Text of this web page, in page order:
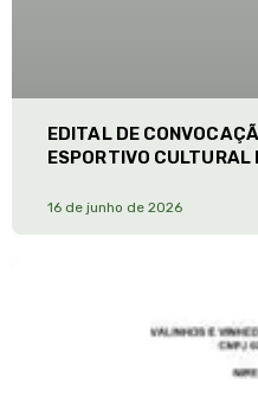
EDITAL DE
ESPORTIVO CULTURAL
16 de junho de 2026